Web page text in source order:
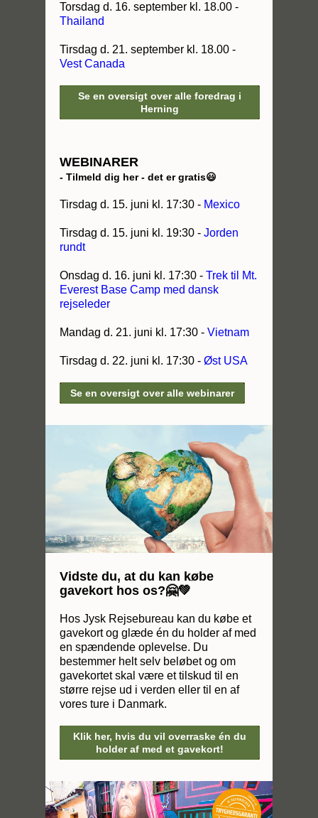
Torsdag d. 16. september kl. 18.00 -
Thailand
Tirsdag d. 21. september kl. 18.00 -
Vest Canada
Se en oversigt over alle foredrag i
Herning
WEBINARER
- Tilmeld dig her - det er gratis😃
Tirsdag d. 15. juni kl. 17:30 - Mexico
Tirsdag d. 15. juni kl. 19:30 - Jorden
rundt
Onsdag d. 16. juni kl. 17:30 - Trek til Mt.
Everest Base Camp med dansk
rejseleder
Mandag d. 21. juni kl. 17:30 - Vietnam
Tirsdag d. 22. juni kl. 17:30 - Øst USA
Se en oversigt over alle webinarer
Vidste du, at du kan købe
gavekort hos os?🤗💚
Hos Jysk Rejsebureau kan du købe et
gavekort og glæde én du holder af med
en spændende oplevelse. Du
bestemmer helt selv beløbet og om
gavekortet skal være et tilskud til en
større rejse ud i verden eller til en af
vores ture i Danmark.
Klik her, hvis du vil overraske én du
holder af med et gavekort!